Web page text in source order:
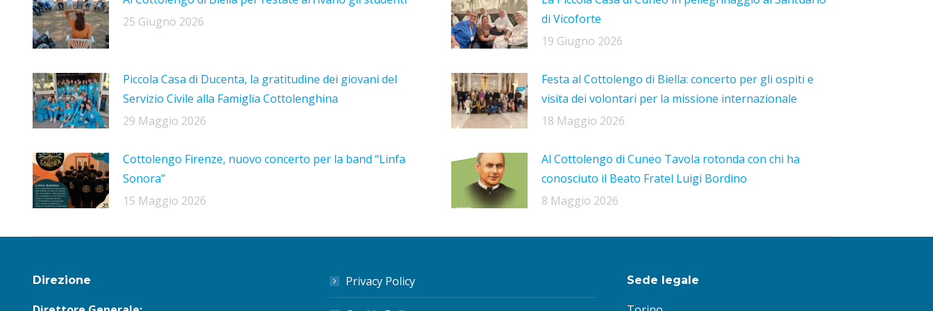
25 Giugno 2026
di Vicoforte
19 Giugno 2026
Piccola Casa di Ducenta, la gratitudine dei giovani del
Servizio Civile alla Famiglia Cottolenghina
29 Maggio 2026
Festa al Cottolengo di Biella: concerto per gli ospiti e
visita dei volontari per la missione internazionale
18 Maggio 2026
Cottolengo Firenze, nuovo concerto per la band “Linfa
Sonora”
15 Maggio 2026
Al Cottolengo di Cuneo Tavola rotonda con chi ha
conosciuto il Beato Fratel Luigi Bordino
8 Maggio 2026
Direzione Privacy Policy Sede legale